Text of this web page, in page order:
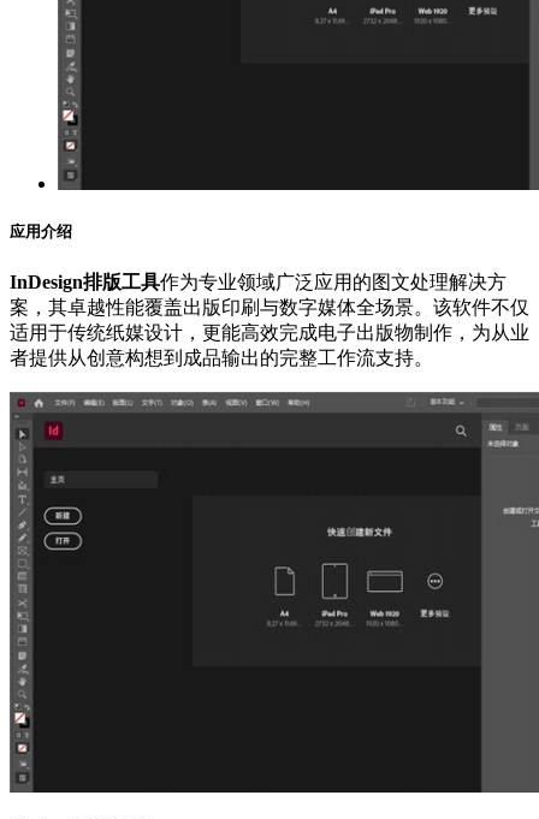
应用介绍
InDesign排版工具作为专业领域广泛应用的图文处理解决方
案，其卓越性能覆盖出版印刷与数字媒体全场景。该软件不仅
适用于传统纸媒设计，更能高效完成电子出版物制作，为从业
者提供从创意构想到成品输出的完整工作流支持。